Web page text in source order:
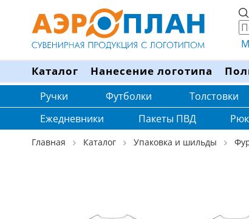
Каталог Нанесение логотипа
Ручки Футболки Толстовки
Ежедневники
Пакеты ПВД
Главная Каталог Упаковка и шильды